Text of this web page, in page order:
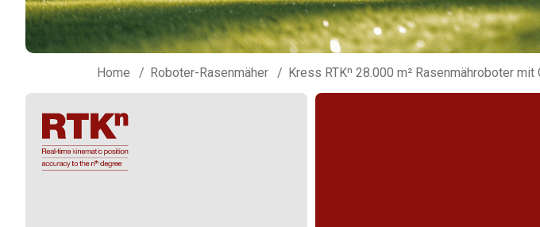
Home Roboter-Rasenmäher Kress RTKⁿ 28.000 m² Rasenmähroboter